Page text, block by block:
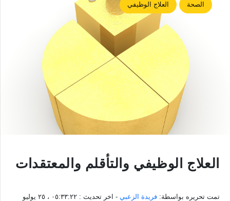
الصحة العلاج الوظيفي
العلاج الوظيفي والتأقلم والمعتقدات
تمت تحريره بواسطة: فريدة الزعبي - اخر تحديث :
٠٥:٣٣:٢٢ ، ٢٥ يوليو